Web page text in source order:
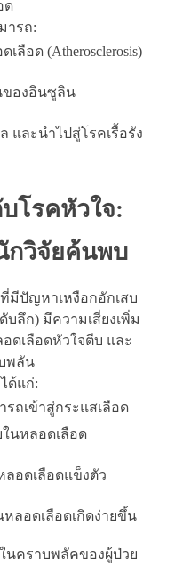
ด
ารถ:
ลือด (Atherosclerosis)
ของอินซูลิน
และนำไปสู่โรคเรื้อรัง
โรคหัวใจ:
กวิจัยค้นพบ
มีปัญหาเหงือกอักเสบ
ลึก) มีความเสี่ยงเพิ่ม
ดเลือดหัวใจตีบ และ
พลัน
ด้แก่:
ถเข้าสู่กระแสเลือด
ในหลอดเลือด
ลอดเลือดแข็งตัว
ลอดเลือดเกิดง่ายขึ้น
นคราบพลัคของผู้ป่วย